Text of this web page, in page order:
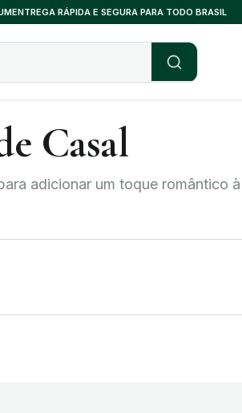
ENTREGA RÁPIDA E SEGURA PARA TODO BRASIL
Casal
adicionar um toque romântico